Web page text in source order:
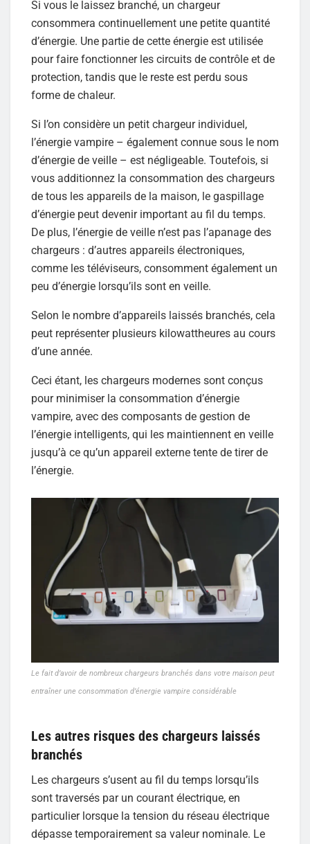
Si vous le laissez branché, un chargeur
consommera continuellement une petite quantité
d’énergie. Une partie de cette énergie est utilisée
pour faire fonctionner les circuits de contrôle et de
protection, tandis que le reste est perdu sous
forme de chaleur.
Si l’on considère un petit chargeur individuel,
l’énergie vampire – également connue sous le nom
d’énergie de veille – est négligeable. Toutefois, si
vous additionnez la consommation des chargeurs
de tous les appareils de la maison, le gaspillage
d’énergie peut devenir important au fil du temps.
De plus, l’énergie de veille n’est pas l’apanage des
chargeurs : d’autres appareils électroniques,
comme les téléviseurs, consomment également un
peu d’énergie lorsqu’ils sont en veille.
Selon le nombre d’appareils laissés branchés, cela
peut représenter plusieurs kilowattheures au cours
d’une année.
Ceci étant, les chargeurs modernes sont conçus
pour minimiser la consommation d’énergie
vampire, avec des composants de gestion de
l’énergie intelligents, qui les maintiennent en veille
jusqu’à ce qu’un appareil externe tente de tirer de
l’énergie.
Le fait d’avoir de nombreux chargeurs branchés dans votre maison peut
entraîner une consommation d’énergie vampire considérable
Les autres risques des chargeurs laissés
branchés
Les chargeurs s’usent au fil du temps lorsqu’ils
sont traversés par un courant électrique, en
particulier lorsque la tension du réseau électrique
dépasse temporairement sa valeur nominale. Le